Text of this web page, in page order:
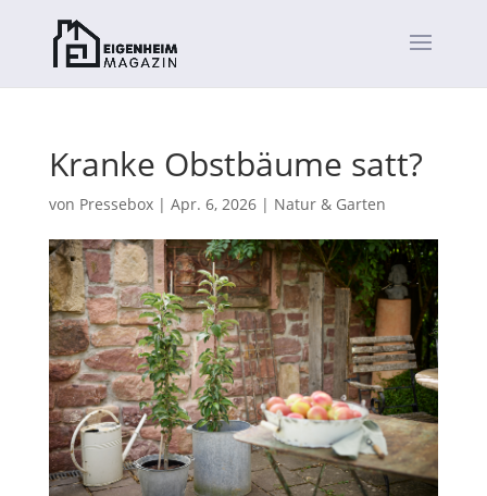
Kranke Obstbäume satt?
von Pressebox| Apr. 6, 2026| Natur & Garten